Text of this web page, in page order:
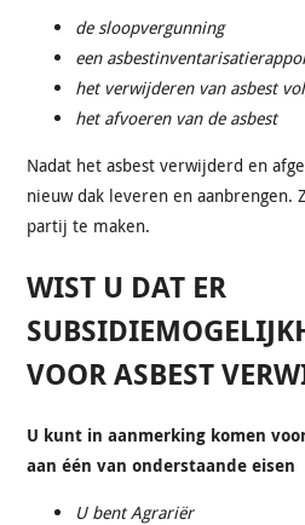
de sloopvergunning
een
het verwijderen van asbest
het afvoeren van de asbest
Nadat het asbest verwijderd en
nieuw dak leveren en aanbrengen.
partij te maken.
WIST U DAT ER
VOOR ASBEST
U kunt in aanmerking komen
aan één van onderstaande eisen
U bent Agrariër